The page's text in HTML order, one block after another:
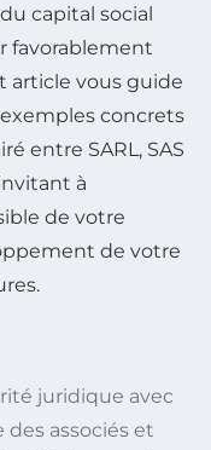
capital social
favorablement
article vous guide
exemples concrets
entre SARL, SAS
à
de votre
de votre
juridique avec
associés et